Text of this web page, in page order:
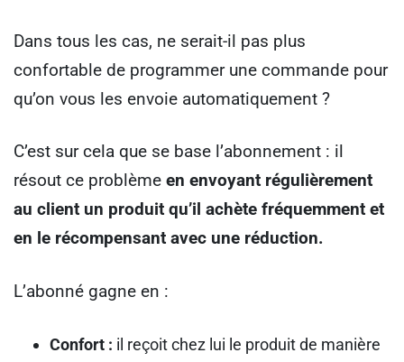
Dans tous les cas, ne serait-il pas plus
confortable de programmer une commande pour
qu’on vous les envoie automatiquement ?
C’est sur cela que se base l’abonnement : il
résout ce problème en envoyant régulièrement
au client un produit qu’il achète fréquemment et
en le récompensant avec une réduction.
L’abonné gagne en :
Confort : il reçoit chez lui le produit de manière